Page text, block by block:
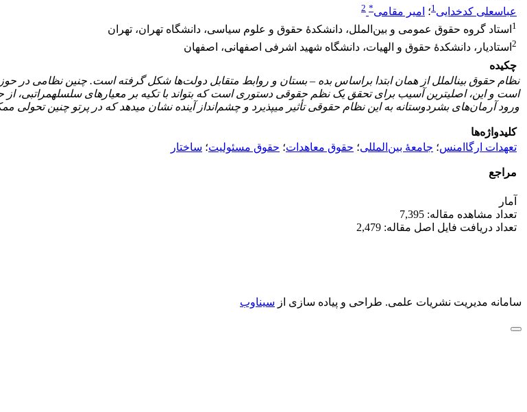
عباسعلی کدخدایی1؛ امیر مقامی*
2
1 استاد گروه حقوق عمومی و بین‌الملل، دانشکدۀ حقوق و علوم سیاسی، دانشگاه تهران، تهران
2 استادیار، دانشکدۀ حقوق و الهیات، دانشگاه شهید اشرفی اصفهانی، اصفهان
چکیده
نظام حقوق بین­الملل از همان ابتدا براساس بده –بستان و روابط متقابل دولت‌ها شکل گرفته است. چنین نظامی در
است و این، اصلی­ترین آسیب برای تحقق یک نظم حقوقی دستوری است که بتواند با تکیه بر معیارهای سلسله­مراتبی، از
ورود آرمان‌های بشردوستانه به این نظام حقوقی تأثیر می­پذیرد و چشم‌انداز آینده نشان می­دهد که در پرتو چنین
کلیدواژه‌ها
تعهدات ارگاامنس؛ جامعۀ بین‌المللی؛ حقوق معاهدات؛ حقوق مسئولیت؛ ساختار
مراجع
آمار
تعداد مشاهده مقاله: 7,395
تعداد دریافت فایل اصل مقاله: 2,479
سامانه مدیریت نشریات علمی. طراحی و پیاده سازی از سیناوب